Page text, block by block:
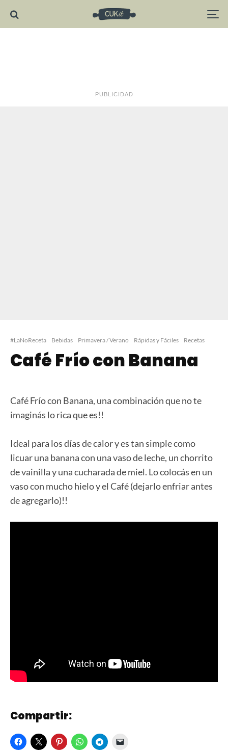
PUBLICIDAD
#LaNoReceta Bebidas Primavera / Verano Rápidas y Fáciles Recetas
Café Frío con Banana
Café Frío con Banana, una combinación que no te
imaginás lo rica que es!!
Ideal para los días de calor y es tan simple como
licuar una banana con una vaso de leche, un chorrito
de vainilla y una cucharada de miel. Lo colocás en un
vaso con mucho hielo y el Café (dejarlo enfriar antes
de agregarlo)!!
Compartir: